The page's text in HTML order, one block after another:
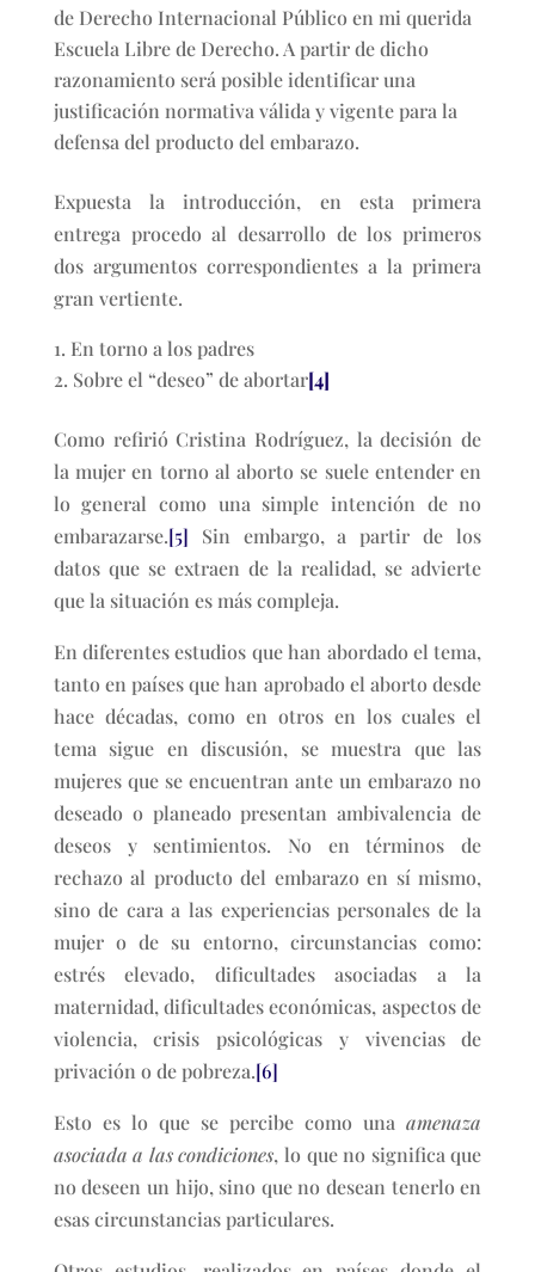
de Derecho Internacional Público en mi querida
Escuela Libre de Derecho. A partir de dicho
razonamiento será posible identificar una
justificación normativa válida y vigente para la
defensa del producto del embarazo.
Expuesta la introducción, en esta primera
entrega procedo al desarrollo de los primeros
dos argumentos correspondientes a la primera
gran vertiente.
En torno a los padres
Sobre el “deseo” de abortar[4]
Como refirió Cristina Rodríguez, la decisión de
la mujer en torno al aborto se suele entender en
lo general como una simple intención de no
embarazarse.[5] Sin embargo, a partir de los
datos que se extraen de la realidad, se advierte
que la situación es más compleja.
En diferentes estudios que han abordado el tema,
tanto en países que han aprobado el aborto desde
hace décadas, como en otros en los cuales el
tema sigue en discusión, se muestra que las
mujeres que se encuentran ante un embarazo no
deseado o planeado presentan ambivalencia de
deseos y sentimientos. No en términos de
rechazo al producto del embarazo en sí mismo,
sino de cara a las experiencias personales de la
mujer o de su entorno, circunstancias como:
estrés elevado, dificultades asociadas a la
maternidad, dificultades económicas, aspectos de
violencia, crisis psicológicas y vivencias de
privación o de pobreza.[6]
Esto es lo que se percibe como unaamenaza
asociada a las condiciones, lo que no significa que
no deseen un hijo, sino que no desean tenerlo en
esas circunstancias particulares.